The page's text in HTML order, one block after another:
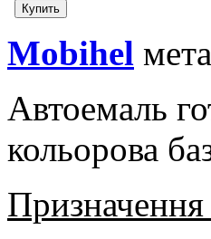
Mobihel
Автоемаль
кольорова
Призначення